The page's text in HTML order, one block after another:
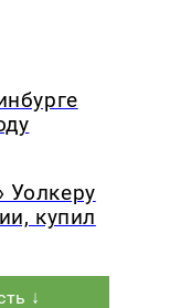
Уолкеру
купил
↓